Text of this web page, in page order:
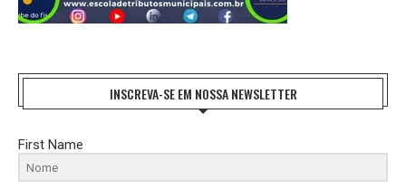
INSCREVA-SE EM NOSSA NEWSLETTER
First Name